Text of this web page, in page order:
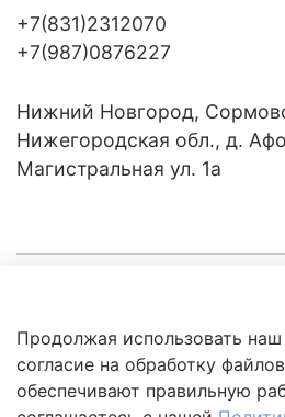
Клиентам
+7(831)2312070
+7(987)0876227
Нижний Новгород,
Нижегородская обл., д.
Магистральная ул. 1а
Продолжая использовать
согласие на обработку
обеспечивают правильную